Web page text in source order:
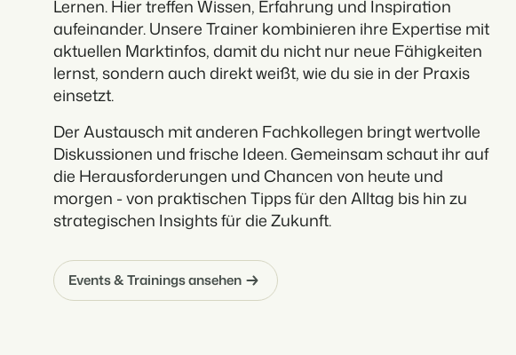
Lernen. Hier treffen Wissen, Erfahrung und Inspiration
aufeinander. Unsere Trainer kombinieren ihre Expertise mit
aktuellen Marktinfos, damit du nicht nur neue Fähigkeiten
lernst, sondern auch direkt weißt, wie du sie in der Praxis
einsetzt.
Der Austausch mit anderen Fachkollegen bringt wertvolle
Diskussionen und frische Ideen. Gemeinsam schaut ihr auf
die Herausforderungen und Chancen von heute und
morgen - von praktischen Tipps für den Alltag bis hin zu
strategischen Insights für die Zukunft.
Events & Trainings ansehen